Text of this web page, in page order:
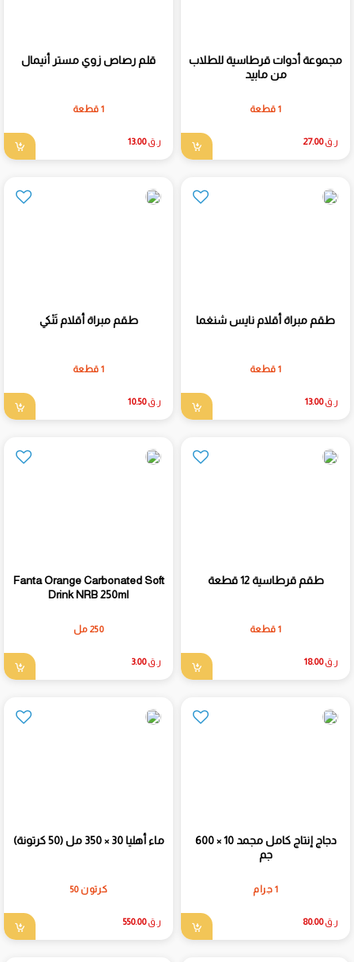
مجموعة أدوات قرطاسية للطلاب
من مابيد
1 قطعة
ر.ق27.00
قلم رصاص زوي مستر أنيمال
1 قطعة
ر.ق13.00
طقم مبراة أقلام نايس شنغما
1 قطعة
ر.ق13.00
طقم مبراة أقلام تَنْكي
1 قطعة
ر.ق10.50
طقم قرطاسية 12 قطعة
1 قطعة
ر.ق18.00
Fanta Orange Carbonated Soft
Drink NRB 250ml
250 مل
ر.ق3.00
دجاج إنتاج كامل مجمد 10 × 600
جم
1 جرام
ر.ق80.00
ماء أهليا 30 × 350 مل (50 كرتونة)
كرتون 50
ر.ق550.00